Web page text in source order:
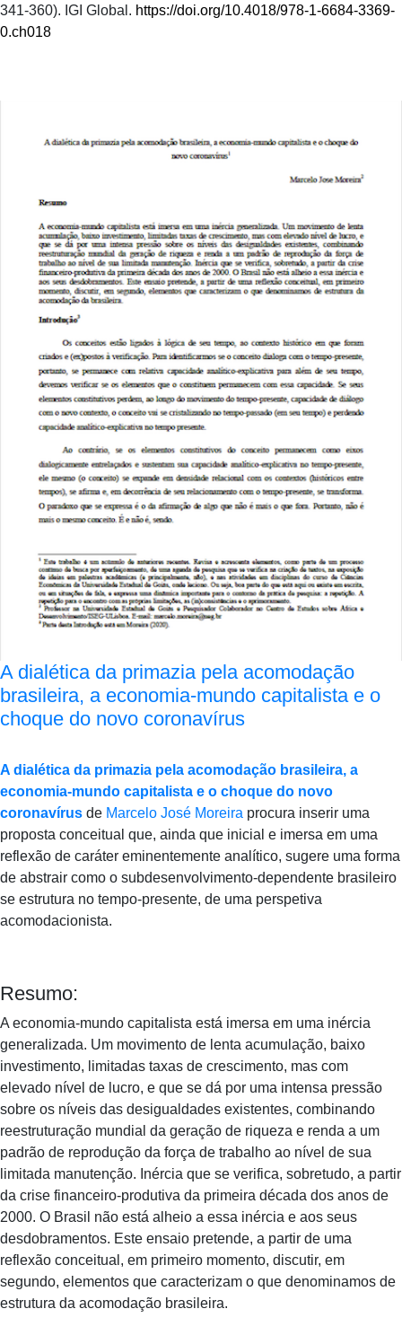
341-360). IGI Global. https://doi.org/10.4018/978-1-6684-3369-
0.ch018
A dialética da primazia pela acomodação
brasileira, a economia-mundo capitalista e o
choque do novo coronavírus
A dialética da primazia pela acomodação brasileira, a
economia-mundo capitalista e o choque do novo
coronavírus de Marcelo José Moreira procura inserir uma
proposta conceitual que, ainda que inicial e imersa em uma
reflexão de caráter eminentemente analítico, sugere uma forma
de abstrair como o subdesenvolvimento-dependente brasileiro
se estrutura no tempo-presente, de uma perspetiva
acomodacionista.
Resumo:
A economia-mundo capitalista está imersa em uma inércia
generalizada. Um movimento de lenta acumulação, baixo
investimento, limitadas taxas de crescimento, mas com
elevado nível de lucro, e que se dá por uma intensa pressão
sobre os níveis das desigualdades existentes, combinando
reestruturação mundial da geração de riqueza e renda a um
padrão de reprodução da força de trabalho ao nível de sua
limitada manutenção. Inércia que se verifica, sobretudo, a partir
da crise financeiro-produtiva da primeira década dos anos de
2000. O Brasil não está alheio a essa inércia e aos seus
desdobramentos. Este ensaio pretende, a partir de uma
reflexão conceitual, em primeiro momento, discutir, em
segundo, elementos que caracterizam o que denominamos de
estrutura da acomodação brasileira.